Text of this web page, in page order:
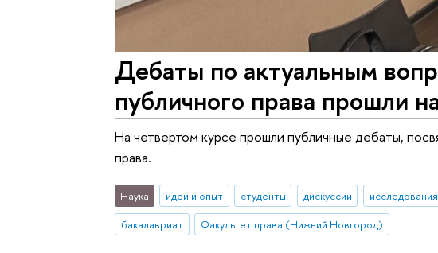
Дебаты по актуальным
публичного права прошли
На четвертом курсе прошли публичные дебаты,
права.
Наука идеи и опыт студенты дискуссии
бакалавриат
Факультет права (Нижний Новгород)